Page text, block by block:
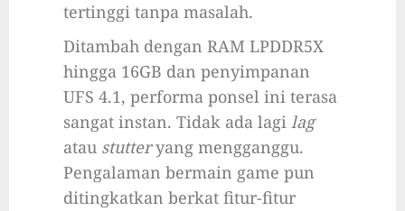
tertinggi tanpa masalah.
Ditambah dengan RAM LPDDR5X
hingga 16GB dan penyimpanan
UFS 4.1, performa ponsel ini terasa
sangat instan. Tidak ada lagi lag
atau stutteryang mengganggu.
Pengalaman bermain game pun
ditingkatkan berkat fitur-fitur